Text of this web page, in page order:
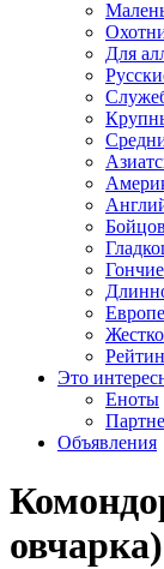
Для
Это
Еноты
Объявления
овчарка)